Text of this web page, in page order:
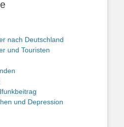
nach Deutschland
und Touristen
und Depression